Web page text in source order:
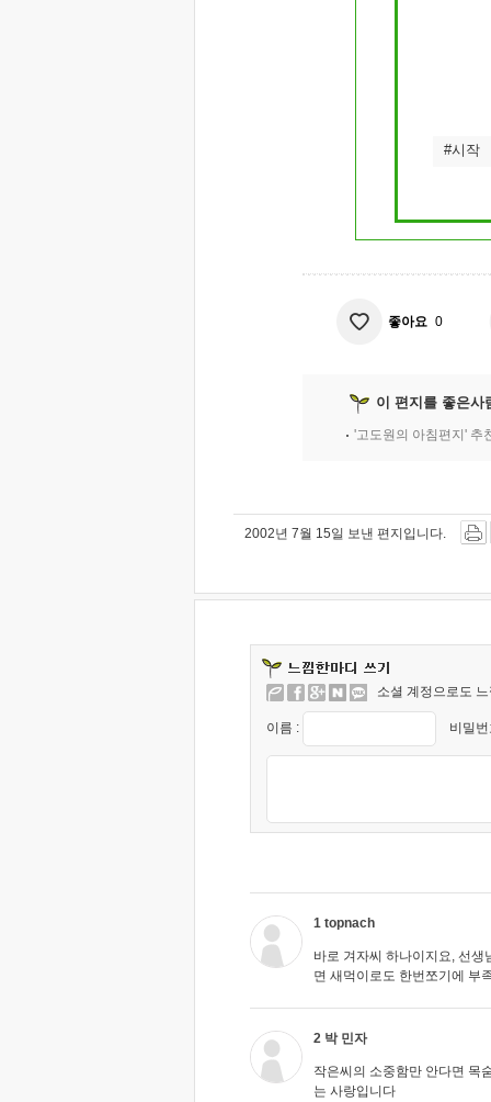
#시작
좋아요 0
이 편지를 좋은사
'고도원의 아침편지' 추
2002년 7월 15일 보낸 편지입니다.
소셜 계정으로도
이름 : 비밀
1 topnach
바로 겨자씨 하나이지요, 선
면 새먹이로도 한번쪼기에 부
2 박 민자
작은씨의 소중함만 안다면 목
는 사랑입니다